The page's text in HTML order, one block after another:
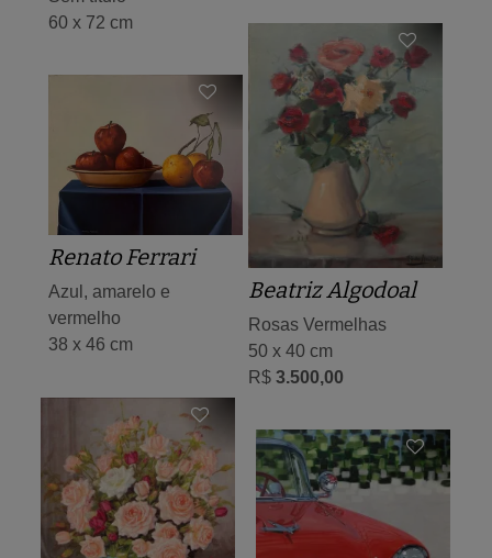
60 x 72 cm
Beatriz Algodoal
Rosas Vermelhas
50 x 40 cm
R$ 3.500,00
Renato Ferrari
Azul, amarelo e
vermelho
38 x 46 cm